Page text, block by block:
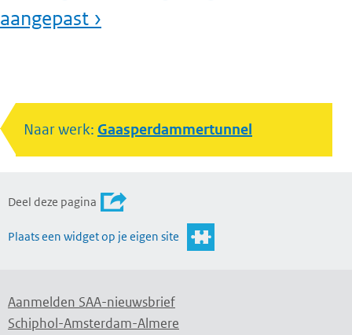
aangepast ›
Naar werk: Gaasperdammertunnel
Deel deze pagina
Plaats een widget op je eigen site
Aanmelden SAA-nieuwsbrief
Schiphol-Amsterdam-Almere